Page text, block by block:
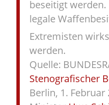
beseitigt
legale
Extremisten
werden.
Quelle:
Stenografischer
Berlin, 1. Februar